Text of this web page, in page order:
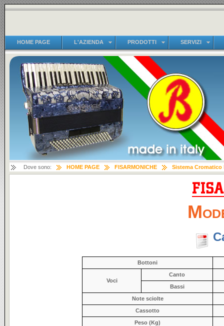
HOME PAGE L'AZIENDA PRODOTTI SERVIZI
Dove sono: HOME PAGE FISARMONICHE Sistema Cromatico
Bottoni
Voci
Canto
Bassi
Note sciolte
Cassotto
Peso (Kg)